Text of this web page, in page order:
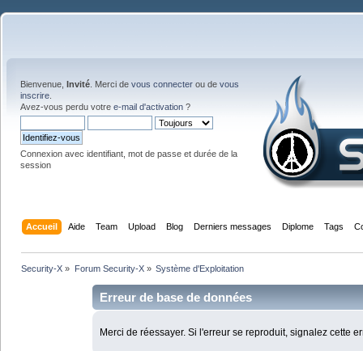
Bienvenue, Invité . Merci de vous connecter ou de vous
inscrire
Avez-vous perdu votre e-mail d'activation ?
Connexion avec identifiant, mot de passe et durée de la
session
Accueil Aide Team Upload Blog Derniers messages Diplome Tags
Security-X » Forum Security-X» Système d'Exploitation
Erreur de base de données
Merci de réessayer. Si l'erreur se reproduit, signalez cette